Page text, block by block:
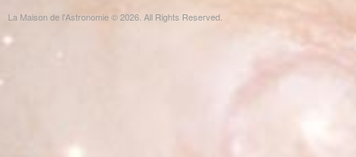
La Maison de l'Astronomie © 2026. All Rights Reserved.